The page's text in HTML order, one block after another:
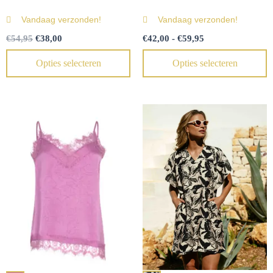
Vandaag verzonden!
€54,95 €38,00
Opties selecteren
Vandaag verzonden!
€42,00 - €59,95
Opties selecteren